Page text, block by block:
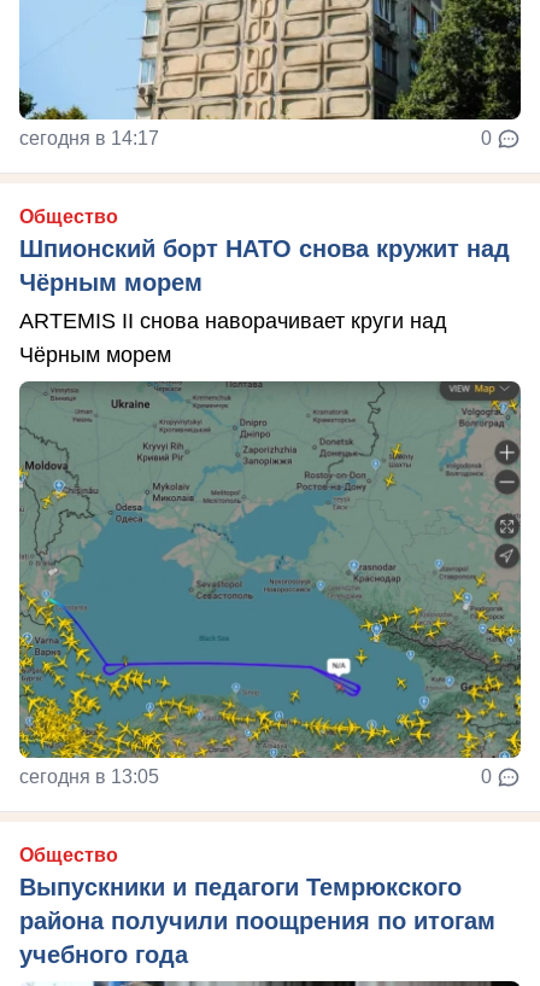
сегодня в 14:17 0
Общество
Шпионский борт НАТО снова кружит над
Чёрным морем
ARTEMIS II снова наворачивает круги над
Чёрным морем
сегодня в 13:05 0
Общество
Выпускники и педагоги Темрюкского
района получили поощрения по итогам
учебного года